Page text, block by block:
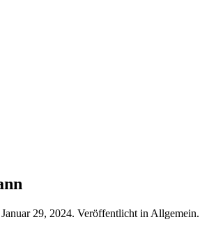
Januar 29, 2024. Veröffentlicht in Allgemein.